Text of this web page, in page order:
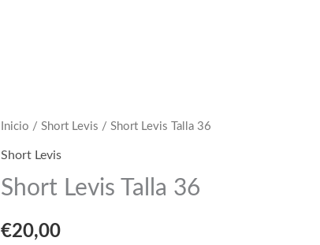
Inicio / Short Levis / Short Levis Talla 36
Short Levis
Short Levis Talla 36
€20,00